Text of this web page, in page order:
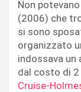
Non
(2006) che
si sono
organizzato
indossava un
dal costo di
Cruise-